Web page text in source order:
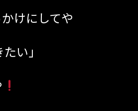
けにしてや
い」⁡⁡⁡⁡⁡⁡⁡⁡⁡⁡⁡⁡⁡⁡⁡⁡⁡⁡